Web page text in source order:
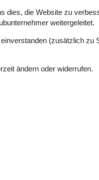
både under og efter
dies, die Website zu
weitergeleitet.
(zusätzlich zu
ändern oder widerrufen.